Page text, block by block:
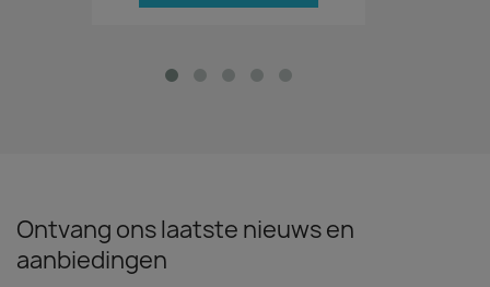
Ontvang ons laatste nieuws en
aanbiedingen